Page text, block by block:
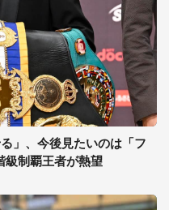
」、今後見たいのは「フ
級制覇王者が熱望